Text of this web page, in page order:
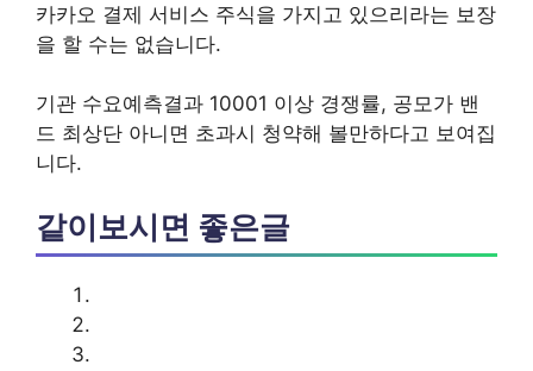
카카오 결제 서비스 주식을 가지고 있으리라는 보장
을 할 수는 없습니다.
기관 수요예측결과 10001 이상 경쟁률, 공모가 밴
드 최상단 아니면 초과시 청약해 볼만하다고 보여집
니다.
같이보시면 좋은글